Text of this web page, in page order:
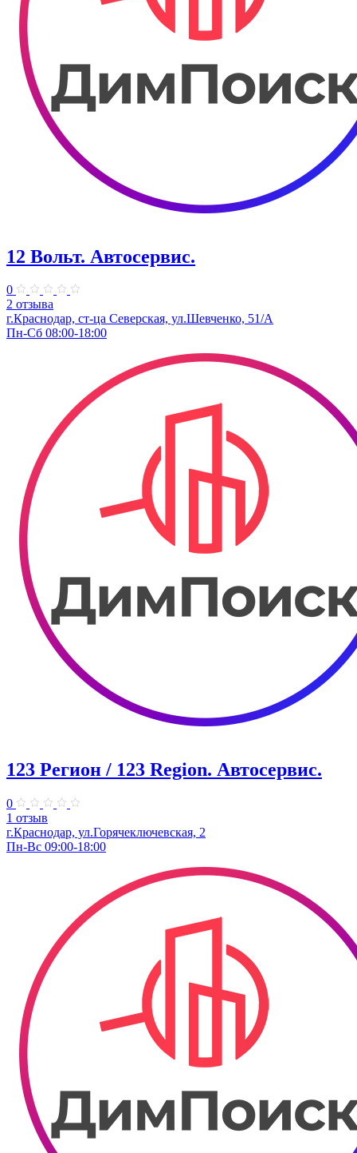
12 Вольт. Автосервис.
0
2 отзыва
г.Краснодар, ст-ца Северская, ул.Шевченко, 51/А
Пн-Сб 08:00-18:00
123 Регион / 123 Region. Автосервис.
0
1 отзыв
г.Краснодар, ул.Горячеключевская, 2
Пн-Вс 09:00-18:00